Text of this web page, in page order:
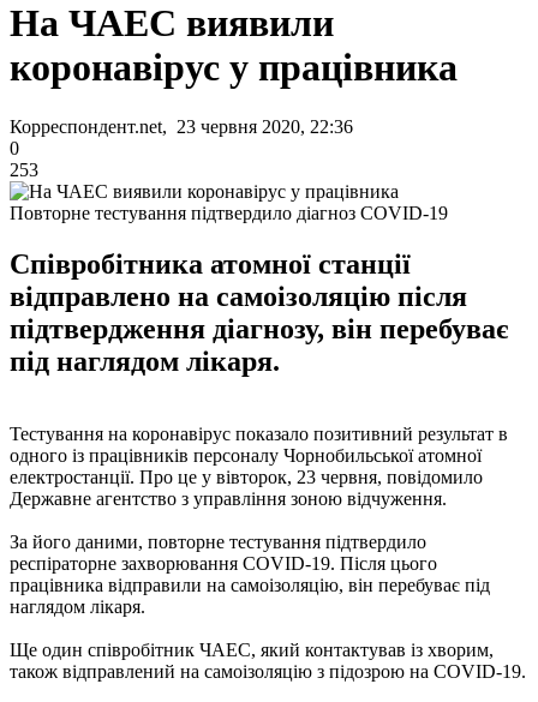
На ЧАЕС виявили
коронавірус у працівника
Корреспондент.net, 23 червня 2020, 22:36
0
253
Повторне тестування підтвердило діагноз COVID-19
Співробітника атомної станції
відправлено на самоізоляцію після
підтвердження діагнозу, він перебуває
під наглядом лікаря.
Тестування на коронавірус показало позитивний результат в
одного із працівників персоналу Чорнобильської атомної
електростанції. Про це у вівторок, 23 червня, повідомило
Державне агентство з управління зоною відчуження.
За його даними, повторне тестування підтвердило
респіраторне захворювання COVID-19. Після цього
працівника відправили на самоізоляцію, він перебуває під
наглядом лікаря.
Ще один співробітник ЧАЕС, який контактував із хворим,
також відправлений на самоізоляцію з підозрою на COVID-19.